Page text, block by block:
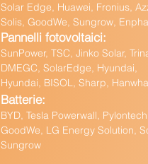
Solar Edge, Huawei, Fronius,
Solis, GoodWe, Sungrow,
Pannelli fotovoltaici:
SunPower, TSC, Jinko Solar,
DMEGC, SolarEdge, Hyundai,
Hyundai, BISOL, Sharp,
Batterie:
BYD, Tesla Powerwall,
GoodWe, LG Energy Solution,
Sungrow